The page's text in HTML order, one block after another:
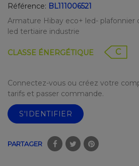
Référence: BL111006521
Armature Hibay eco+ led- plafonnier
led tertiaire industrie
CLASSE ÉNERGÉTIQUE C
Connectez-vous ou créez votre
tarifs et passer commande.
S'IDENTIFIER
PARTAGER